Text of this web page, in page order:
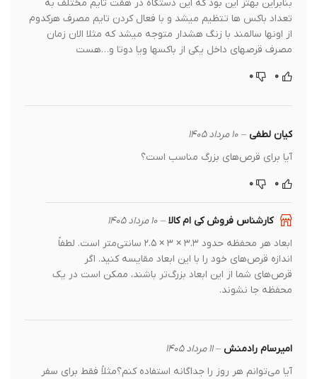
بنابراین بهتر این بود که این دستگاه در هفت تایم مختلف به
تعداد باکس ها تتظیم میشد و با فعال کردن تایم مصرف هرکدوم
از اونها سالمند با زنگ هشدار متوجه میشد که مثلا الان زمان
مصرف قرصهای داخل یکی از باکسها ویا دوتا و…هست
کیان لطفی– ۱۰ مرداد ۱۴۰۵
آیا برای قرص‌های بزرگ مناسب است؟
کارشناس فروش کی ام کالا– ۱۰ مرداد ۱۴۰۵
ابعاد هر محفظه حدود ۳.۳ × ۳ × ۲.۵ سانتی‌متر است. لطفاً
اندازه قرص‌های خود را با این ابعاد مقایسه کنید. اگر
قرص‌های شما از این ابعاد بزرگ‌تر باشند، ممکن است در یک
محفظه جا نشوند.
امیرسام رادمنش– ۱۱ مرداد ۱۴۰۵
آیا می‌توانم هر روز را جداگانه استفاده کنم؟مثلاً فقط برای سفر